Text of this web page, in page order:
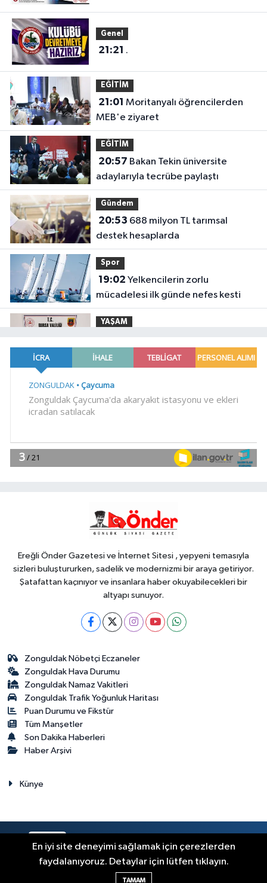
Genel
21:21 .
EĞİTİM
21:01
MEB'e ziyaret
EĞİTİM
20:57
adaylarıyla tecrübe paylaştı
Gündem
20:53
destek hesaplarda
Spor
19:02
mücadelesi ilk günde nefes kesti
YAŞAM
operasyonu! 273 sikke ve 18 obje ele
geçirildi
18:51 Eyüpsultan Meydanı
18:37
Başkent'te güçlü temaslar
Ereğli Önder Gazetesi ve İnternet Sitesi , yepyeni temasıyla
sizleri buluştururken, sadelik ve modernizmi bir araya getiriyor.
Şatafattan kaçınıyor ve insanlara haber okuyabilecekleri bir
altyapı sunuyor.
Zonguldak Nöbetçi Eczaneler
Zonguldak Hava Durumu
Zonguldak Namaz Vakitleri
Zonguldak Trafik Yoğunluk Haritası
Puan Durumu ve Fikstür
Tüm Manşetler
Son Dakika Haberleri
Haber Arşivi
Künye
Haber Yazılımı:
En iyi site deneyimi sağlamak için çerezlerden
faydalanıyoruz. Detaylar için lütfen tıklayın.
TAMAM